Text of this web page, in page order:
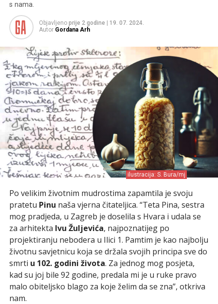
s nama.
Objavljeno prije 2 godine
19. 07. 2024.
Autor Gordana Arh
ilustracija: S. Bura/mj
Po velikim životnim mudrostima zapamtila je svoju
pratetu Pinu naša vjerna čitateljica. “Teta Pina, sestra
mog pradjeda, u Zagreb je doselila s Hvara i udala se
za arhitekta Ivu Žuljevića, najpoznatijeg po
projektiranju nebodera u Ilici 1. Pamtim je kao najbolju
životnu savjetnicu koja se držala svojih principa sve do
smrti u 102. godini života. Za jednog mog posjeta,
kad su joj bile 92 godine, predala mi je u ruke pravo
malo obiteljsko blago za koje želim da se zna”, otkriva
nam.